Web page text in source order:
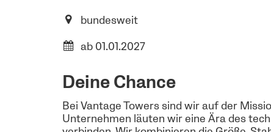
bundesweit
ab 01.01.2027
Deine Chance
Bei Vantage Towers sind wir auf der
Unternehmen läuten wir eine Ära des